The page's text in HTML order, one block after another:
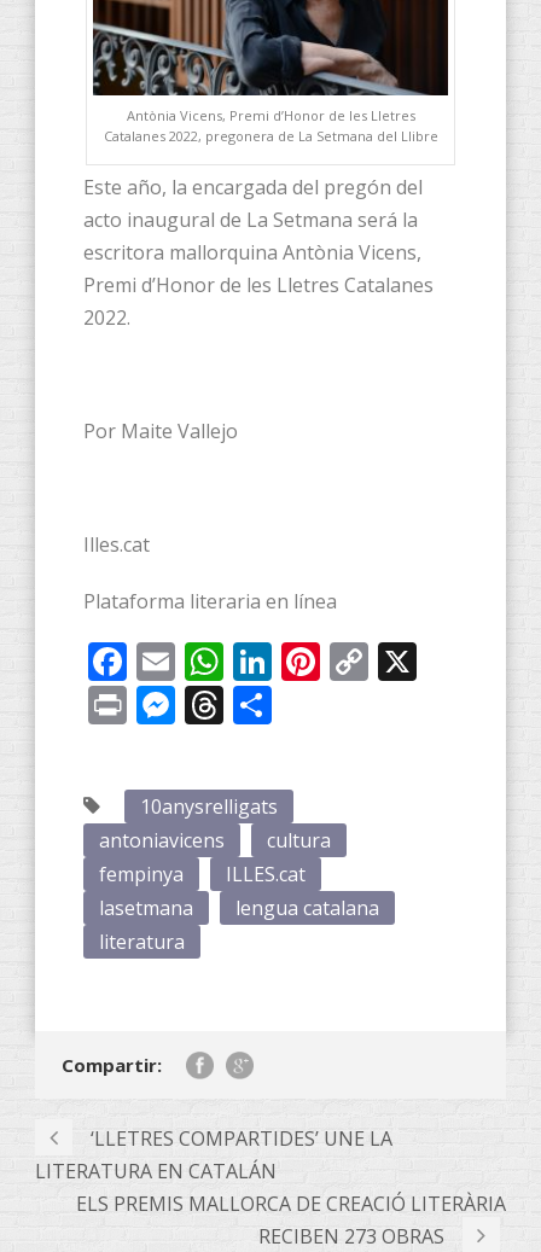
Antònia Vicens, Premi d’Honor de les Lletres
Catalanes 2022, pregonera de La Setmana del Llibre
Este año, la encargada del pregón del
acto inaugural de La Setmana será la
escritora mallorquina Antònia Vicens,
Premi d’Honor de les Lletres Catalanes
2022.
Por Maite Vallejo
Illes.cat
Plataforma literaria en línea
Facebook
EmailWhatsApp
LinkedIn
Pinterest
Copy
PrintMessenger
Threads
10anysrelligats
antoniavicens
cultura
fempinya
ILLES.cat
lasetmana
lengua catalana
literatura
Compartir:
‘LLETRES COMPARTIDES’ UNE LA
LITERATURA EN CATALÁN
ELS PREMIS MALLORCA DE CREACIÓ LITERÀRIA
RECIBEN 273 OBRAS